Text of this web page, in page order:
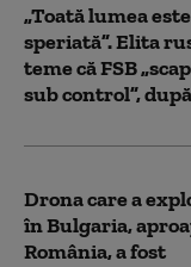
„Toată lumea este
speriată”. Elita
teme că FSB
sub control”,
Drona care a
în Bulgaria,
România, a fost